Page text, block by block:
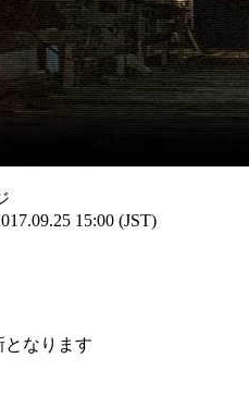
15:00 (JST)
なります